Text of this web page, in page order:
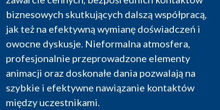
biznesowych skutkujących dalszą współpracą,
jak też na efektywną wymianę doświadczeń i
owocne dyskusje. Nieformalna atmosfera,
profesjonalnie przeprowadzone elementy
animacji oraz doskonałe dania pozwalają na
szybkie i efektywne nawiązanie kontaktów
między uczestnikami.